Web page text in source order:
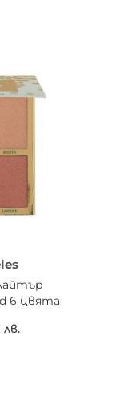
6 цвята
лв.